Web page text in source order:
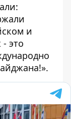
и
это